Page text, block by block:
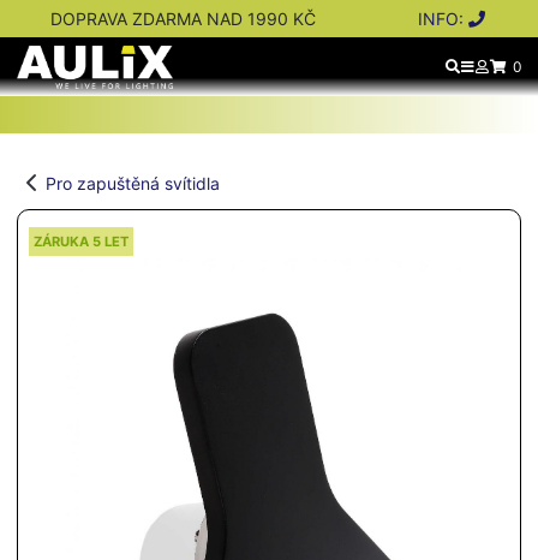
DOPRAVA ZDARMA NAD 1990 KČ INFO:
0
Pro zapuštěná svítidla
ZÁRUKA 5 LET